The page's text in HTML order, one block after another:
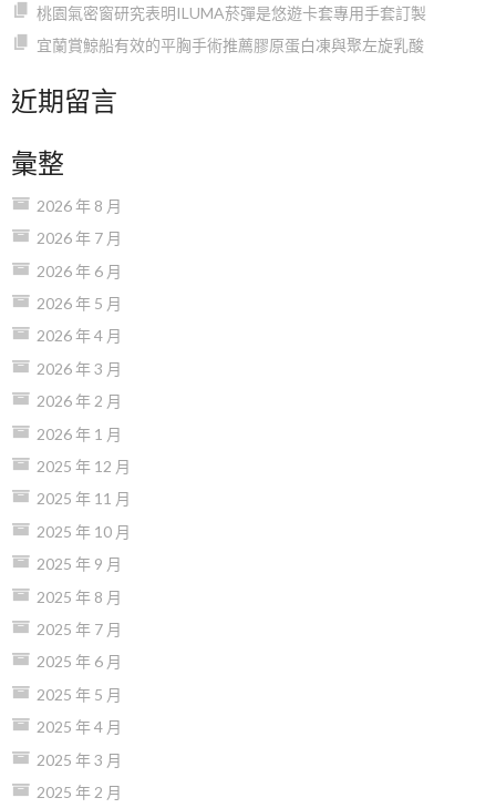
桃園氣密窗研究表明ILUMA菸彈是悠遊卡套專用手套訂製
宜蘭賞鯨船有效的平胸手術推薦膠原蛋白凍與聚左旋乳酸
近期留言
彙整
2026 年 8 月
2026 年 7 月
2026 年 6 月
2026 年 5 月
2026 年 4 月
2026 年 3 月
2026 年 2 月
2026 年 1 月
2025 年 12 月
2025 年 11 月
2025 年 10 月
2025 年 9 月
2025 年 8 月
2025 年 7 月
2025 年 6 月
2025 年 5 月
2025 年 4 月
2025 年 3 月
2025 年 2 月